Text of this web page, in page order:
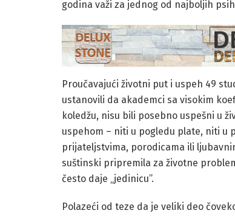
godina važi za jednog od najboljih
Proučavajući životni put i uspeh 49
ustanovili da akademci sa visokim
koledžu, nisu bili posebno uspešni u
uspehom – niti u pogledu plate, niti u
prijateljstvima, porodicama ili
suštinski pripremila za životne
često daje „jedinicu”.
Polazeći od teze da je veliki deo